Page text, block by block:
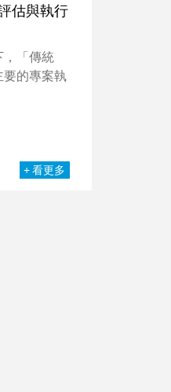
估與執行
「傳統
的專案執
看更多